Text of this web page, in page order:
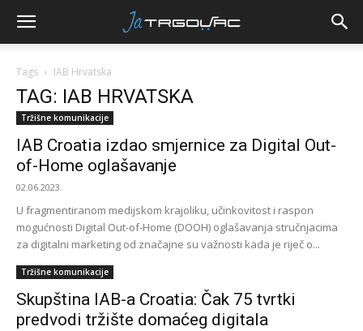
Tags IAB Hrvatska
TAG: IAB HRVATSKA
Tržišne komunikacije
IAB Croatia izdao smjernice za Digital Out-
of-Home oglašavanje
02.06.2023.
U fragmentiranom medijskom krajoliku, učinkovitost i raspon
mogućnosti Digital Out-of-Home (DOOH) oglašavanja stručnjacima
za digitalni marketing od značajne su važnosti kada je riječ o...
Tržišne komunikacije
Skupština IAB-a Croatia: Čak 75 tvrtki
predvodi tržište domaćeg digitala